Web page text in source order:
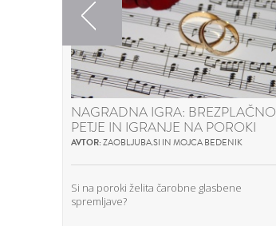
Previous
NAGRADNA IGRA: BREZPLAČNO
PETJE IN IGRANJE NA POROKI
AVTOR:ZAOBLJUBA.SI IN MOJCA BEDENIK
Si na poroki želita čarobne glasbene
spremljave?